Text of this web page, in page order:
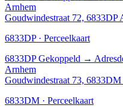
Arnhem
Goudwindestraat 72, 6833DP
6833DP · Perceelkaart
6833DP Gekoppeld →
Arnhem
Goudwindestraat 73,
6833DM · Perceelkaart